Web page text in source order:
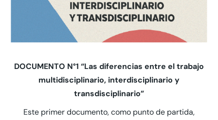
DOCUMENTO N°1 “Las diferencias entre el trabajo
multidisciplinario, interdisciplinario y
transdisciplinario”
Este primer documento, como punto de partida,